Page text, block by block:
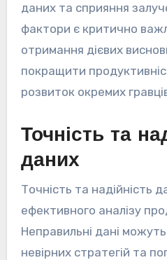
даних та сприяння
фактори є критично
отримання дієвих
покращити
розвиток окремих
Точність та
даних
Точність та надійність
ефективного аналізу
Неправильні дані
невірних стратегій та